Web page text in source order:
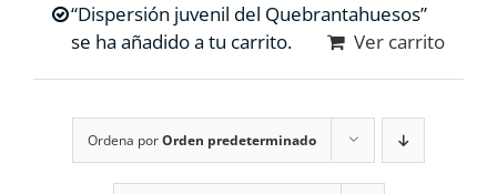
COLABORA
“Dispersión juvenil del Quebrantahuesos”
se ha añadido a tu carrito.
Ver carrito
Ordena porOrden predeterminado